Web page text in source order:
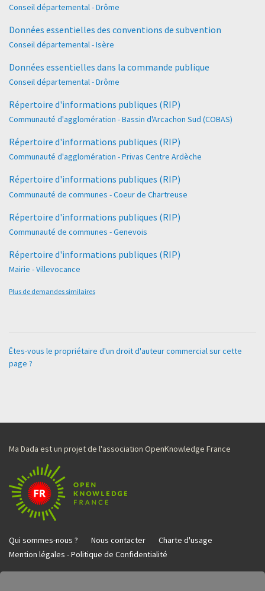
Conseil départemental - Drôme
Données essentielles des conventions de subvention
Conseil départemental - Isère
Données essentielles dans la commande publique
Conseil départemental - Drôme
Répertoire d'informations publiques (RIP)
Communauté d'agglomération - Bassin d'Arcachon Sud (COBAS)
Répertoire d'informations publiques (RIP)
Communauté d'agglomération - Privas Centre Ardèche
Répertoire d'informations publiques (RIP)
Communauté de communes - Coeur de Chartreuse
Répertoire d'informations publiques (RIP)
Communauté de communes - Genevois
Répertoire d'informations publiques (RIP)
Mairie - Villevocance
Plus de demandes similaires
Êtes-vous le propriétaire d'un droit d'auteur commercial sur cette
page ?
Ma Dada est un projet de l'association OpenKnowledge France
Qui sommes-nous ? Nous contacter
Charte d'usage
Mention légales - Politique de Confidentialité